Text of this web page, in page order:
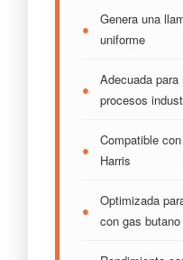
●
Genera una
uniforme
●
Adecuada
procesos
●
Compatible
Harris
●
Optimizada
con gas butano